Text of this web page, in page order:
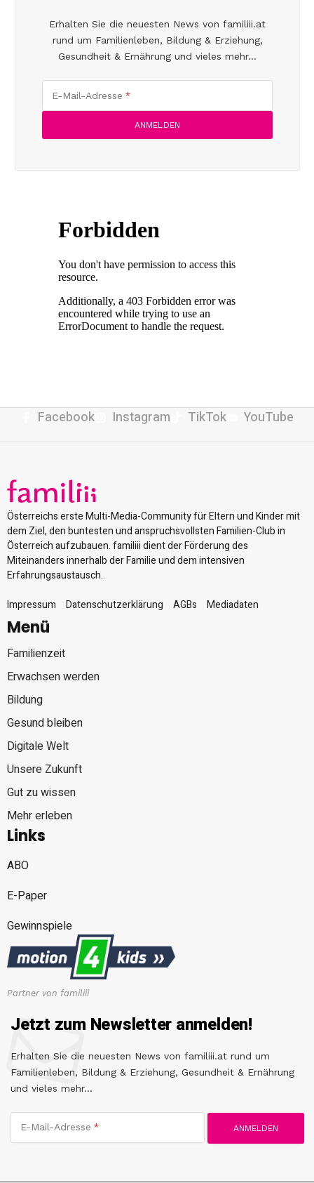
Erhalten Sie die neuesten News von familiii.at
rund um Familienleben, Bildung & Erziehung,
Gesundheit & Ernährung und vieles mehr...
E-Mail-Adresse
Facebook Instagram TikTok YouTube
Österreichs erste Multi-Media-Community für Eltern und Kinder mit
dem Ziel, den buntesten und anspruchsvollsten Familien-Club in
Österreich aufzubauen. familiii dient der Förderung des
Miteinanders innerhalb der Familie und dem intensiven
Erfahrungsaustausch.
Impressum
Datenschutzerklärung AGBs Mediadaten
Menü
Familienzeit
Erwachsen werden
Bildung
Gesund bleiben
Digitale Welt
Unsere Zukunft
Gut zu wissen
Mehr erleben
Links
ABO
E-Paper
Gewinnspiele
Partner von familiii
Jetzt zum Newsletter anmelden!
Erhalten Sie die neuesten News von familiii.at rund um
Familienleben, Bildung & Erziehung, Gesundheit & Ernährung
und vieles mehr...
E-Mail-Adresse